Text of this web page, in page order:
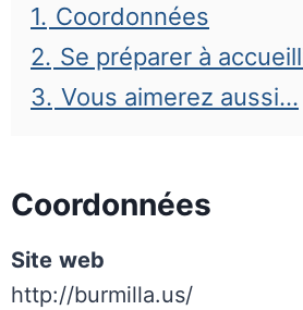
1. Coordonnées
2. Se préparer à
3. Vous aimerez aussi…
Coordonnées
Site web
http://burmilla.us/